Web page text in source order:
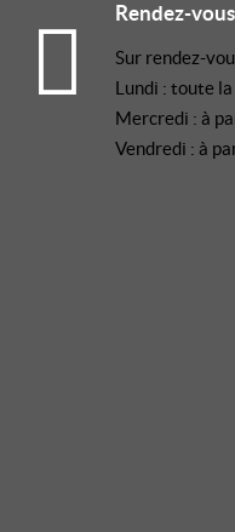
Rendez-
Sur rendez-
Lundi : toute
Mercredi : à
Vendredi : à